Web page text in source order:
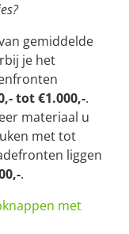
gemiddelde
je het
tot €1.000,-.
materiaal u
met tot
liggen
.
met